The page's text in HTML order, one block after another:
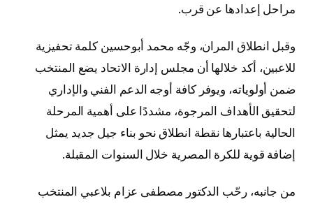
مراحل إعدادها عن قرب.
وقبل انطلاق المران، وجّه محمد أبوحسين كلمة تحفيزية
للاعبين، أكد خلالها أن مجلس إدارة الاتحاد يضع المنتخب
ضمن أولوياته، ويوفر كافة أوجه الدعم الفني والإداري
لتحقيق الأهداف المرجوة، مشددًا على أهمية المرحلة
الحالية باعتبارها نقطة انطلاق نحو بناء جيل جديد يمثل
إضافة قوية للكرة المصرية خلال السنوات المقبلة.
من جانبه، رحّب الدكتور مصطفى عزام بلاعبي المنتخب